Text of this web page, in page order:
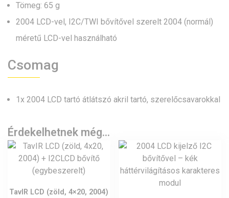
Tömeg: 65 g
2004 LCD-vel, I2C/TWI bővítővel szerelt 2004 (normál)
méretű LCD-vel használható
Csomag
1x 2004 LCD tartó átlátszó akril tartó, szerelőcsavarokkal
Érdekelhetnek még…
TavIR LCD (zöld, 4×20, 2004)